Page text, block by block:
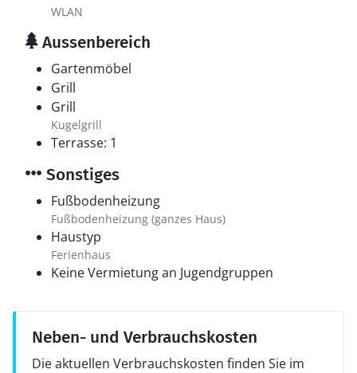
WLAN
Aussenbereich
Gartenmöbel
Grill
Grill
Kugelgrill
Terrasse: 1
Sonstiges
Fußbodenheizung
Fußbodenheizung (ganzes Haus)
Haustyp
Ferienhaus
Keine Vermietung an Jugendgruppen
Neben- und Verbrauchskosten
Die aktuellen Verbrauchskosten finden Sie im